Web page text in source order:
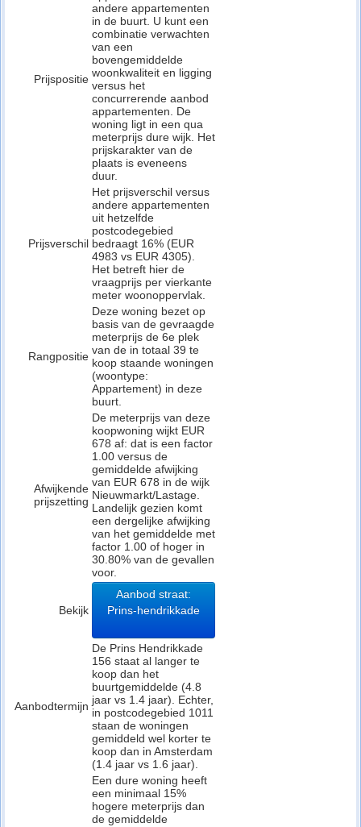
Prijspositie
andere appartementen
in de buurt. U kunt een
combinatie verwachten
van een
bovengemiddelde
woonkwaliteit en ligging
versus het
concurrerende aanbod
appartementen. De
woning ligt in een qua
meterprijs dure wijk. Het
prijskarakter van de
plaats is eveneens
duur.
Prijsverschil
Het prijsverschil versus
andere appartementen
uit hetzelfde
postcodegebied
bedraagt 16% (EUR
4983 vs EUR 4305).
Het betreft hier de
vraagprijs per vierkante
meter woonoppervlak.
Rangpositie
Deze woning bezet op
basis van de gevraagde
meterprijs de 6e plek
van de in totaal 39 te
koop staande woningen
(woontype:
Appartement) in deze
buurt.
Afwijkende
prijszetting
De meterprijs van deze
koopwoning wijkt EUR
678 af: dat is een factor
1.00 versus de
gemiddelde afwijking
van EUR 678 in de wijk
Nieuwmarkt/Lastage.
Landelijk gezien komt
een dergelijke afwijking
van het gemiddelde met
factor 1.00 of hoger in
30.80% van de gevallen
voor.
Bekijk
Aanbod straat:
Prins-hendrikkade
Aanbodtermijn
De Prins Hendrikkade
156 staat al langer te
koop dan het
buurtgemiddelde (4.8
jaar vs 1.4 jaar). Echter,
in postcodegebied 1011
staan de woningen
gemiddeld wel korter te
koop dan in Amsterdam
(1.4 jaar vs 1.6 jaar).
Een dure woning heeft
een minimaal 15%
hogere meterprijs dan
de gemiddelde